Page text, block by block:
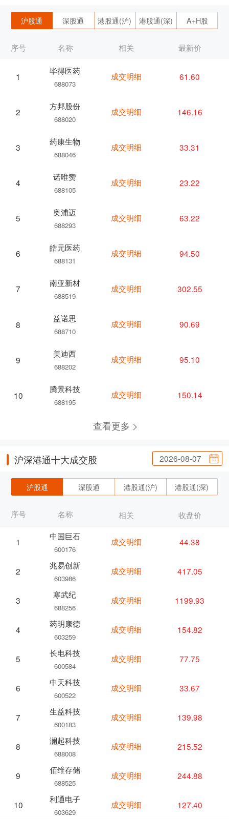
沪股通 深股通 港股通(沪) 港股通(深) A+H股
序号 名称
1
毕得医药
688073
2
方邦股份
688020
3
药康生物
688046
4
诺唯赞
688105
5
奥浦迈
688293
6
皓元医药
688131
7
南亚新材
688519
8
益诺思
688710
9
美迪西
688202
10
腾景科技
688195
相关 最新价
成交明细 61.60
成交明细 146.16
成交明细 33.31
成交明细 23.22
成交明细 63.22
成交明细 94.50
成交明细 302.55
成交明细 90.69
成交明细 95.10
成交明细 150.14
查看更多
沪深港通十大成交股 2026-08-07
沪股通 深股通 港股通(沪) 港股通(深)
序号 名称
1
中国巨石
600176
2
兆易创新
603986
3
寒武纪
688256
4
药明康德
603259
5
长电科技
600584
6
中天科技
600522
7
生益科技
600183
8
澜起科技
688008
9
佰维存储
688525
10
利通电子
603629
相关 收盘价
成交明细 44.38
成交明细 417.05
成交明细 1199.93
成交明细 154.82
成交明细 77.75
成交明细 33.67
成交明细 139.98
成交明细 215.52
成交明细 244.88
成交明细 127.40